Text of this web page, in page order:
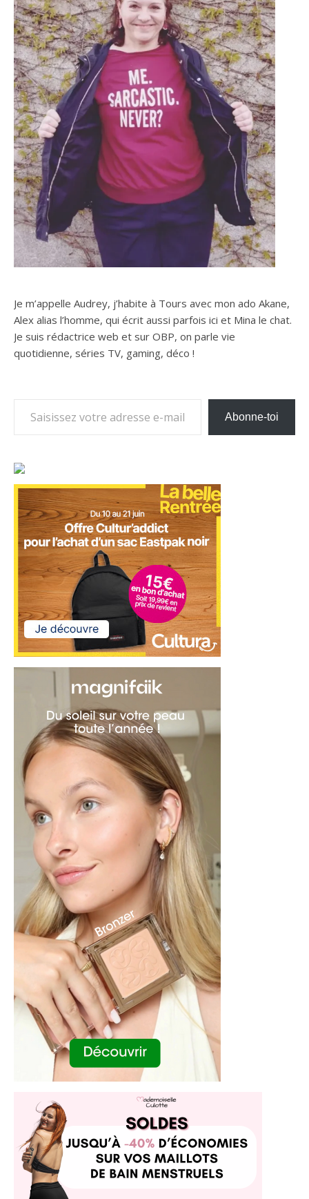
Je m’appelle Audrey, j’habite à Tours avec mon ado Akane,
Alex alias l’homme, qui écrit aussi parfois ici et Mina le chat.
Je suis rédactrice web et sur OBP, on parle vie
quotidienne, séries TV, gaming, déco !
Abonne-toi